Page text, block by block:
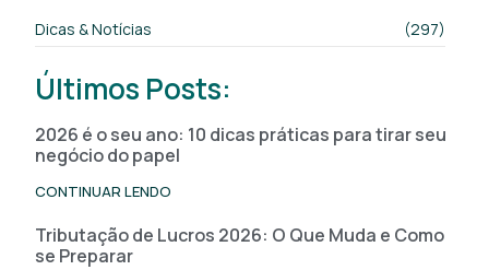
Dicas & Notícias (297)
Últimos Posts:
2026 é o seu ano: 10 dicas práticas para tirar seu
negócio do papel
CONTINUAR LENDO
Tributação de Lucros 2026: O Que Muda e Como
se Preparar